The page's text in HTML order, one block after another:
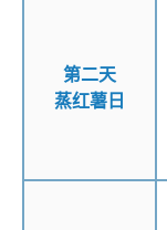
第二天
蒸红薯日